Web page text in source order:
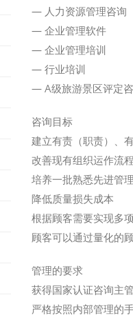
— 人力资源管理咨询
— 企业管理软件
— 企业管理培训
— 行业培训
— A级旅游景区评定
咨询目标
建立有责（职责）、
改善现有组织运作流
培养一批熟悉先进管
降低质量损失成本
根据顾客需要实现多
顾客可以通过量化的
管理的要求
获得国家认证咨询主
严格按照内部管理的